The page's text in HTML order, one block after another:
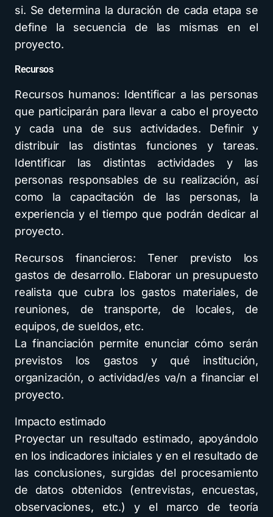
si. Se determina la duración de cada etapa se
define la secuencia de las mismas en el
proyecto.
Recursos
Recursos humanos: Identificar a las personas
que participarán para llevar a cabo el proyecto
y cada una de sus actividades. Definir y
distribuir las distintas funciones y tareas.
Identificar las distintas actividades y las
personas responsables de su realización, así
como la capacitación de las personas, la
experiencia y el tiempo que podrán dedicar al
proyecto.
Recursos financieros: Tener previsto los
gastos de desarrollo. Elaborar un presupuesto
realista que cubra los gastos materiales, de
reuniones, de transporte, de locales, de
equipos, de sueldos, etc.
La financiación permite enunciar cómo serán
previstos los gastos y qué institución,
organización, o actividad/es va/n a financiar el
proyecto.
Impacto estimado
Proyectar un resultado estimado, apoyándolo
en los indicadores iniciales y en el resultado de
las conclusiones, surgidas del procesamiento
de datos obtenidos (entrevistas, encuestas,
observaciones, etc.) y el marco de teoría